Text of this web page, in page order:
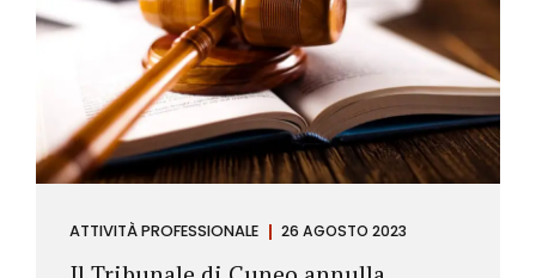
ATTIVITÀ PROFESSIONALE 26 AGOSTO 2023